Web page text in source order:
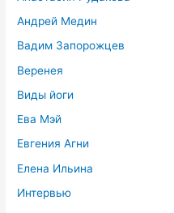
Андрей Медин
Вадим Запорожцев
Веренея
Виды йоги
Ева Мэй
Евгения Агни
Елена Ильина
Интервью